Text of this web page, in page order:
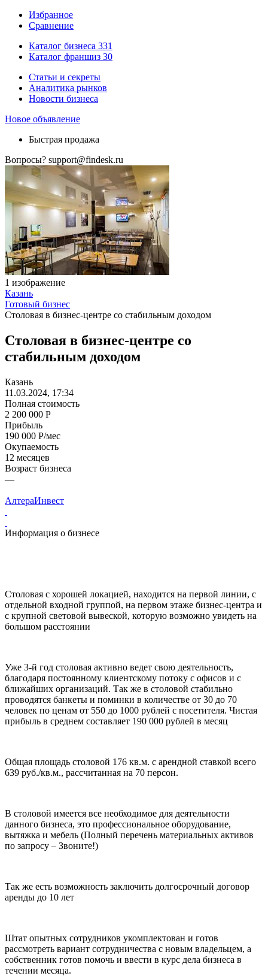
Избранное
Сравнение
Каталог бизнеса 331
Каталог франшиз 30
Статьи и секреты
Аналитика рынков
Новости бизнеса
Новое объявление
Быстрая продажа
Вопросы? support@findesk.ru
1 изображение
Казань
Готовый бизнес
Столовая в бизнес-центре со стабильным доходом
Столовая в бизнес-центре со
стабильным доходом
Казань
11.03.2024, 17:34
Полная стоимость
2 200 000 Р
Прибыль
190 000 Р/мес
Окупаемость
12 месяцев
Возраст бизнеса
—
АлтераИнвест
Информация о бизнесе
Столовая с хорошей локацией, находится на первой линии, с
отдельной входной группой, на первом этаже бизнес-центра и
с крупной световой вывеской, которую возможно увидеть на
большом расстоянии
Уже 3-й год столовая активно ведет свою деятельность,
благодаря постоянному клиентскому потоку с офисов и с
ближайших организаций. Так же в столовой стабильно
проводятся банкеты и поминки в количестве от 30 до 70
человек по ценам от 550 до 1000 рублей с посетителя. Чистая
прибыль в среднем составляет 190 000 рублей в месяц
Общая площадь столовой 176 кв.м. с арендной ставкой всего
639 руб./кв.м., рассчитанная на 70 персон.
В столовой имеется все необходимое для деятельности
данного бизнеса, это профессиональное оборудование,
вытяжка и мебель (Полный перечень материальных активов
по запросу – Звоните!)
Так же есть возможность заключить долгосрочный договор
аренды до 10 лет
Штат опытных сотрудников укомплектован и готов
рассмотреть вариант сотрудничества с новым владельцем, а
собственник готов помочь и ввести в курс дела бизнеса в
течении месяца.